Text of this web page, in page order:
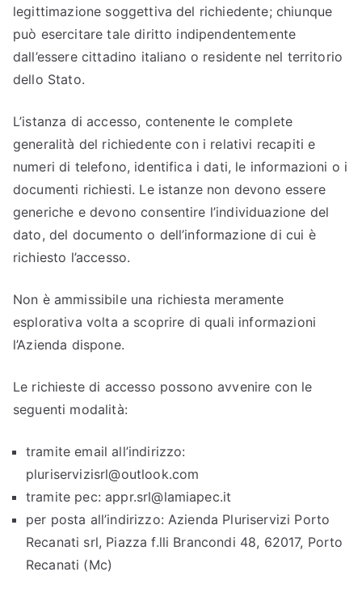
legittimazione soggettiva del richiedente; chiunque
può esercitare tale diritto indipendentemente
dall’essere cittadino italiano o residente nel territorio
dello Stato.
L’istanza di accesso, contenente le complete
generalità del richiedente con i relativi recapiti e
numeri di telefono, identifica i dati, le informazioni o i
documenti richiesti. Le istanze non devono essere
generiche e devono consentire l’individuazione del
dato, del documento o dell’informazione di cui è
richiesto l’accesso.
Non è ammissibile una richiesta meramente
esplorativa volta a scoprire di quali informazioni
l’Azienda dispone.
Le richieste di accesso possono avvenire con le
seguenti modalità:
tramite email all’indirizzo:
pluriservizisrl@outlook.com
tramite pec: appr.srl@lamiapec.it
per posta all’indirizzo: Azienda Pluriservizi Porto
Recanati srl, Piazza f.lli Brancondi 48, 62017, Porto
Recanati (Mc)